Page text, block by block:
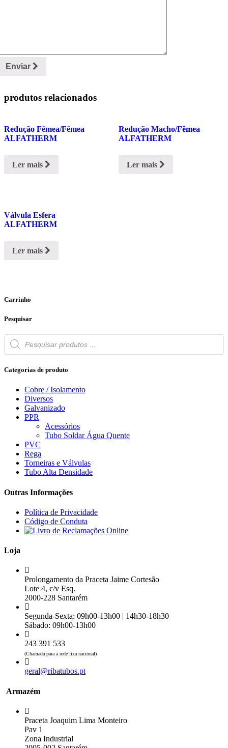
Enviar
produtos relacionados
Redução Fêmea/Fêmea
ALFATHERM
Ler mais
Redução Macho/Fêmea
ALFATHERM
Ler mais
Válvula Esfera
ALFATHERM
Ler mais
Carrinho
Pesquisar
Products
search
Categorias de produto
Cobre / Isolamento
Diversos
Galvanizado
PPR
Acessórios
Tubo Soldar Água Quente
PVC
Rega
Torneiras e Válvulas
Tubo Alta Densidade
Outras Informações
Política de Privacidade
Código de Conduta
Loja
Prolongamento da Praceta Jaime Cortesão
Lote 4, c/v Esq.
2000-228 Santarém
Segunda-Sexta: 09h00-13h00 | 14h30-18h30
Sábado: 09h00-13h00
243 391 533
(Chamada para a rede fixa nacional)
geral@ribatubos.pt
Armazém
Praceta Joaquim Lima Monteiro
Pav 1
Zona Industrial